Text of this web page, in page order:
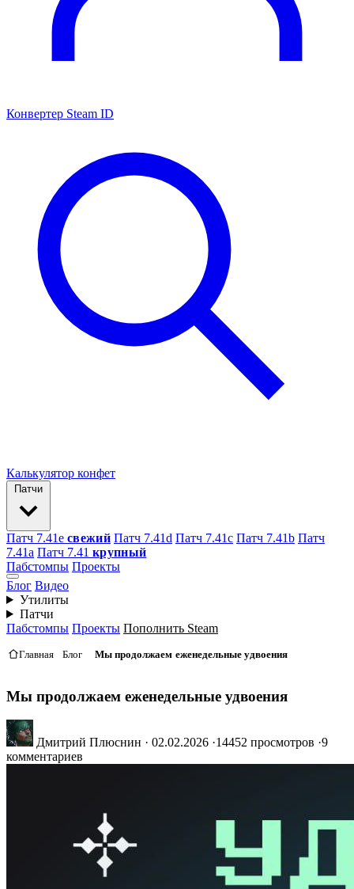
Конвертер Steam ID
Калькулятор конфет
Патчи
Патч 7.41e свежий Патч 7.41d Патч 7.41c Патч 7.41b Патч
7.41а Патч 7.41 крупный
Пабстомпы Проекты
Блог Видео
Утилиты
Патчи
Пабстомпы Проекты Пополнить Steam
Главная Блог Мы продолжаем еженедельные удвоения
Мы продолжаем еженедельные удвоения
Дмитрий Плюснин · 02.02.2026 ·14452 просмотров ·9
комментариев